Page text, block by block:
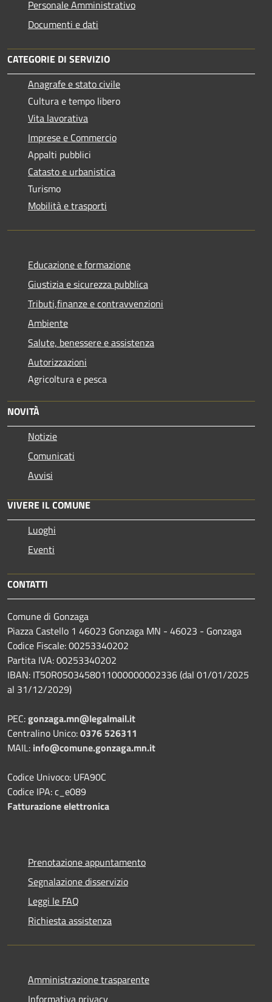
Personale Amministrativo
Documenti e dati
CATEGORIE DI SERVIZIO
Anagrafe e stato civile
Cultura e tempo libero
Vita lavorativa
Imprese e Commercio
Appalti pubblici
Catasto e urbanistica
Turismo
Mobilità e trasporti
Educazione e formazione
Giustizia e sicurezza pubblica
Tributi,finanze e contravvenzioni
Ambiente
Salute, benessere e assistenza
Autorizzazioni
Agricoltura e pesca
NOVITÀ
Notizie
Comunicati
Avvisi
VIVERE IL COMUNE
Luoghi
Eventi
CONTATTI
Comune di Gonzaga
Piazza Castello 1 46023 Gonzaga MN - 46023 - Gonzaga
Codice Fiscale: 00253340202
Partita IVA: 00253340202
IBAN: IT50R0503458011000000002336 (dal 01/01/2025
al 31/12/2029)
PEC:gonzaga.mn@legalmail.it
Centralino Unico:0376 526311
MAIL: info@comune.gonzaga.mn.it
Codice Univoco: UFA90C
Codice IPA: c_e089
Fatturazione elettronica
Prenotazione appuntamento
Segnalazione disservizio
Leggi le FAQ
Richiesta assistenza
Amministrazione trasparente
Informativa privacy